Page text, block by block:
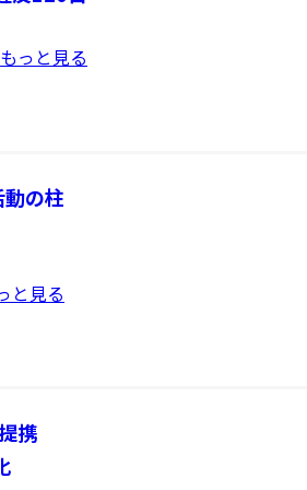
や生理用品、
牧村）のト
倉庫協会は、7
設置。関係地
定のマテハンにとらわれずに提案
と力説。
一段と上がる。ROI（投資利益率）
語る。
届ける物流体制を共同で構築してい
取県に、それぞれ農産物集荷場を開
り、生産者と消費者をつなぐ地域
度とおいしさをより多くのお客さ
もっと見る
動の柱
と見る
携